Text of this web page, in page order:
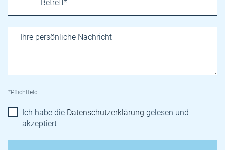
*Pflichtfeld
Ich habe die Datenschutzerklärung gelesen und
akzeptiert